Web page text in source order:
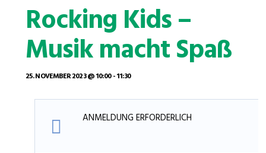
Rocking Kids –
Musik macht Spaß
25. NOVEMBER 2023 @ 10:00-11:30
ANMELDUNG ERFORDERLICH